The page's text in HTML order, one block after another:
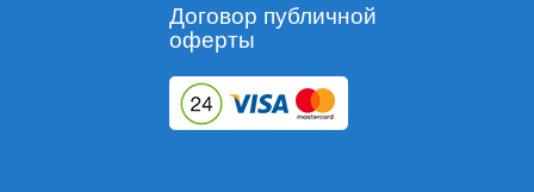
Договор публичной
оферты